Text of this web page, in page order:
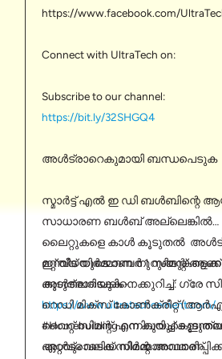
#Homebuilding നെ കുറിച്ച്
അൾട്രാടെക് സിമന്റ
മറ്റ് വീട് നിർമ്മാണ
കൂടുതലറിയുക -
https://www.ultratechcement.com/
സ്മാർട്ട് എൽ ഇ ഡി ബൾബിന്റെ
സാധാരണ ബൾബ് അല്ലെങ്കിൽ
ലൈറ്റുകളെ കാൾ കൂടുതൽ
ഇന്ത്യയുടെ നമ്പർ 1 സിമന്റ്
അൾട്രാടെക്കിനെക്കുറിച്ച്: ഗ്രേ
റെഡി മിക്സ് കോൺക്രീറ്റ്
വൈറ്റ് സിമന്റ് എന്നിവയുടെ
ഏറ്റവും വലിയ നിർമ്മാതാവാണ്
അൾട്രാറെകുമായി ബന്ധപെടുക
Subscribe to our channel:
https://bit.ly/32SHGQ4
Connect with UltraTech on:
https://www.facebook.com/